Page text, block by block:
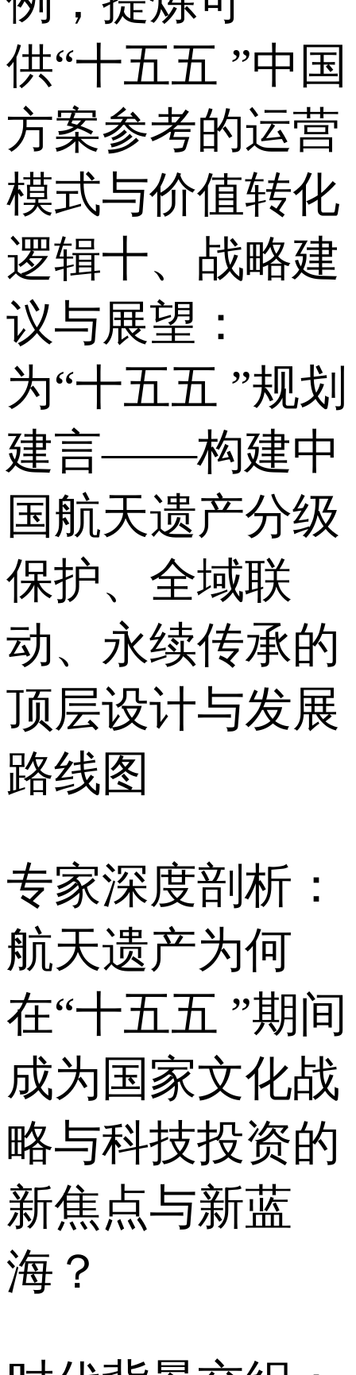
供“十五五 ”中国
方案参考的运营
模式与价值转化
逻辑十、战略建
议与展望：
为“十五五 ”规划
建言——构建中
国航天遗产分级
保护、全域联
动、永续传承的
顶层设计与发展
路线图
专家深度剖析：
航天遗产为何
在“十五五 ”期间
成为国家文化战
略与科技投资的
新焦点与新蓝
海？